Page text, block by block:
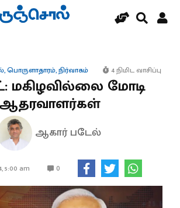
,பொருளாதாரம்,நிர்வாகம் 4 நிமிட வாசிப்பு
மகிழவில்லை மோடி
ஆதரவாளர்கள்
ஆகார் படேல்
5:00 am 0